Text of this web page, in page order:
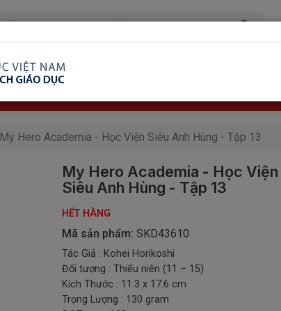
Ship COD Trên Toàn Quốc
My Hero Academia - Học Viện Siêu Anh Hùng - Tập 13
My Hero Academia - Học Viện
Siêu Anh Hùng - Tập 13
HẾT HÀNG
Mã sản phẩm: SKD43610
Tác Giả : Kohei Horikoshi
Đối tượng : Thiếu niên (11 – 15)
Kích Thước : 11.3 x 17.6 cm
Trọng Lượng : 130 gram